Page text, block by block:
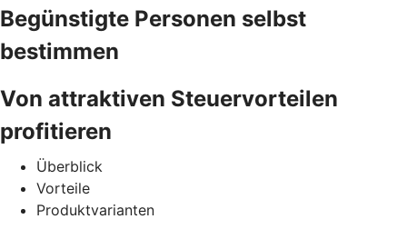
Begünstigte Personen selbst
bestimmen
Von attraktiven Steuervorteilen
profitieren
Überblick
Vorteile
Produktvarianten